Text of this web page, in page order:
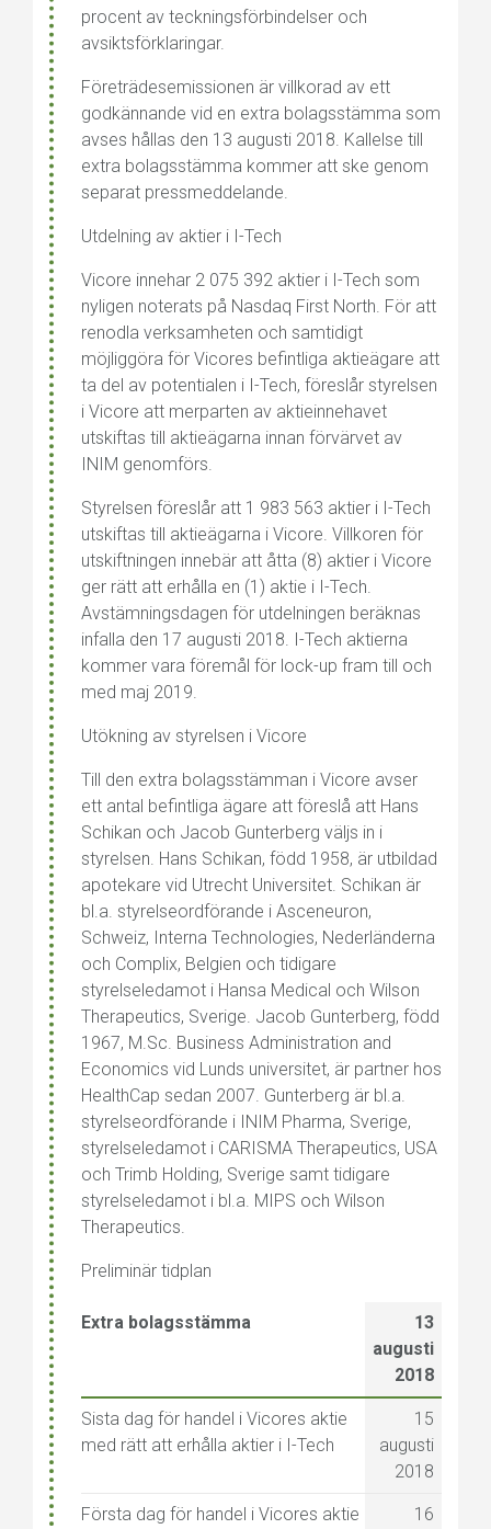
procent av teckningsförbindelser och
avsiktsförklaringar.
Företrädesemissionen är villkorad av ett
godkännande vid en extra bolagsstämma som
avses hållas den 13 augusti 2018. Kallelse till
extra bolagsstämma kommer att ske genom
separat pressmeddelande.
Utdelning av aktier i I-Tech
Vicore innehar 2 075 392 aktier i I-Tech som
nyligen noterats på Nasdaq First North. För att
renodla verksamheten och samtidigt
möjliggöra för Vicores befintliga aktieägare att
ta del av potentialen i I-Tech, föreslår styrelsen
i Vicore att merparten av aktieinnehavet
utskiftas till aktieägarna innan förvärvet av
INIM genomförs.
Styrelsen föreslår att 1 983 563 aktier i I-Tech
utskiftas till aktieägarna i Vicore. Villkoren för
utskiftningen innebär att åtta (8) aktier i Vicore
ger rätt att erhålla en (1) aktie i I-Tech.
Avstämningsdagen för utdelningen beräknas
infalla den 17 augusti 2018. I-Tech aktierna
kommer vara föremål för lock-up fram till och
med maj 2019.
Utökning av styrelsen i Vicore
Till den extra bolagsstämman i Vicore avser
ett antal befintliga ägare att föreslå att Hans
Schikan och Jacob Gunterberg väljs in i
styrelsen. Hans Schikan, född 1958, är utbildad
apotekare vid Utrecht Universitet. Schikan är
bl.a. styrelseordförande i Asceneuron,
Schweiz, Interna Technologies, Nederländerna
och Complix, Belgien och tidigare
styrelseledamot i Hansa Medical och Wilson
Therapeutics, Sverige. Jacob Gunterberg, född
1967, M.Sc. Business Administration and
Economics vid Lunds universitet, är partner hos
HealthCap sedan 2007. Gunterberg är bl.a.
styrelseordförande i INIM Pharma, Sverige,
styrelseledamot i CARISMA Therapeutics, USA
och Trimb Holding, Sverige samt tidigare
styrelseledamot i bl.a. MIPS och Wilson
Therapeutics.
Preliminär tidplan
Extra bolagsstämma
13
augusti
2018
Sista dag för handel i Vicores aktie
med rätt att erhålla aktier i I-Tech
15
augusti
2018
Första dag för handel i Vicores aktie 16